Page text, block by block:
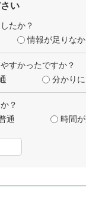
い
たか？
情報が足りな
すかったですか？
分かり
？
通 時間